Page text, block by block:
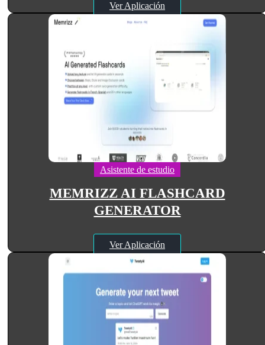
Ver Aplicación
Asistente de estudio
MEMRIZZ AI FLASHCARD
GENERATOR
Ver Aplicación